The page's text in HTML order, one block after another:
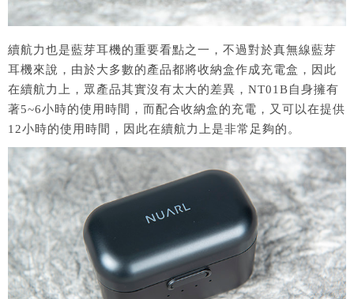
續航力也是藍芽耳機的重要看點之一，不過對於真無線藍芽
耳機來說，由於大多數的產品都將收納盒作成充電盒，因此
在續航力上，眾產品其實沒有太大的差異，NT01B自身擁有
著5~6小時的使用時間，而配合收納盒的充電，又可以在提供
12小時的使用時間，因此在續航力上是非常足夠的。